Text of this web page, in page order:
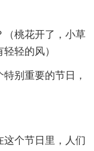
（桃花开了，小草
轻的风）
别重要的节日，
这个节日里，人们